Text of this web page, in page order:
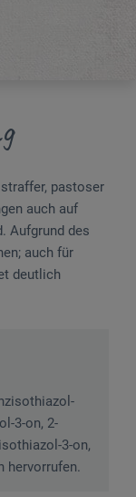
pastoser
auch auf
Aufgrund des
auch für
deutlich
3-on, 2-
3-on,
hervorrufen.